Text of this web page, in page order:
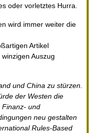
oder vorletztes Hurra.
wird immer weiter die
Artikel
Auszug
und China zu stürzen.
der Westen die
Finanz- und
neu gestalten
Rules-Based